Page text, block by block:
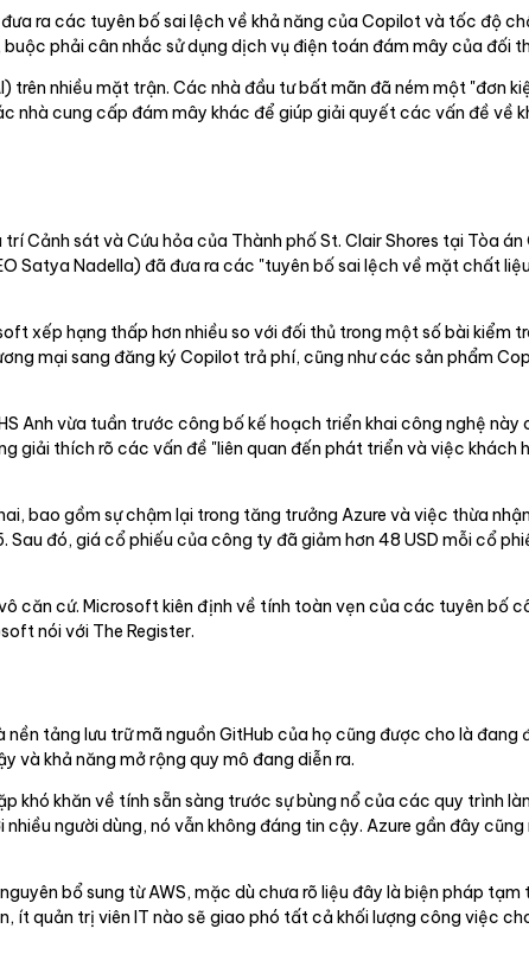
ra các tuyên bố sai lệch về khả năng của Copilot và tốc độ
phải cân nhắc sử dụng dịch vụ điện toán đám mây của đối
trên nhiều mặt trận. Các nhà đầu tư bất mãn đã ném một "đơn
nhà cung cấp đám mây khác để giúp giải quyết các vấn đề về
Cảnh sát và Cứu hỏa của Thành phố St. Clair Shores tại Tòa án
Satya Nadella) đã đưa ra các "tuyên bố sai lệch về mặt chất
xếp hạng thấp hơn nhiều so với đối thủ trong một số bài kiểm
mại sang đăng ký Copilot trả phí, cũng như các sản phẩm
Anh vừa tuần trước công bố kế hoạch triển khai công nghệ này
giải thích rõ các vấn đề "liên quan đến phát triển và việc khách
bao gồm sự chậm lại trong tăng trưởng Azure và việc thừa
đó, giá cổ phiếu của công ty đã giảm hơn 48 USD mỗi cổ
căn cứ. Microsoft kiên định về tính toàn vẹn của các tuyên bố
nói với The Register.
tảng lưu trữ mã nguồn GitHub của họ cũng được cho là
và khả năng mở rộng quy mô đang diễn ra.
khó khăn về tính sẵn sàng trước sự bùng nổ của các quy trình
người dùng, nó vẫn không đáng tin cậy. Azure gần đây
bổ sung từ AWS, mặc dù chưa rõ liệu đây là biện pháp
ít quản trị viên IT nào sẽ giao phó tất cả khối lượng công việc